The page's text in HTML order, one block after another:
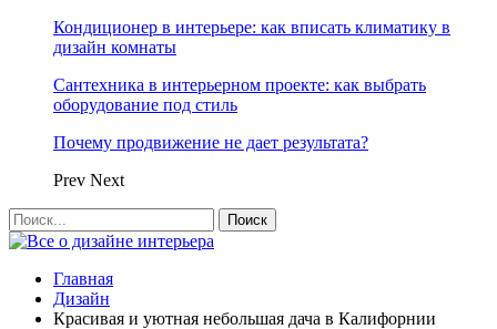
Кондиционер в интерьере: как вписать климатику в
дизайн комнаты
Сантехника в интерьерном проекте: как выбрать
оборудование под стиль
Почему продвижение не дает результата?
Prev Next
Главная
Дизайн
Красивая и уютная небольшая дача в Калифорнии